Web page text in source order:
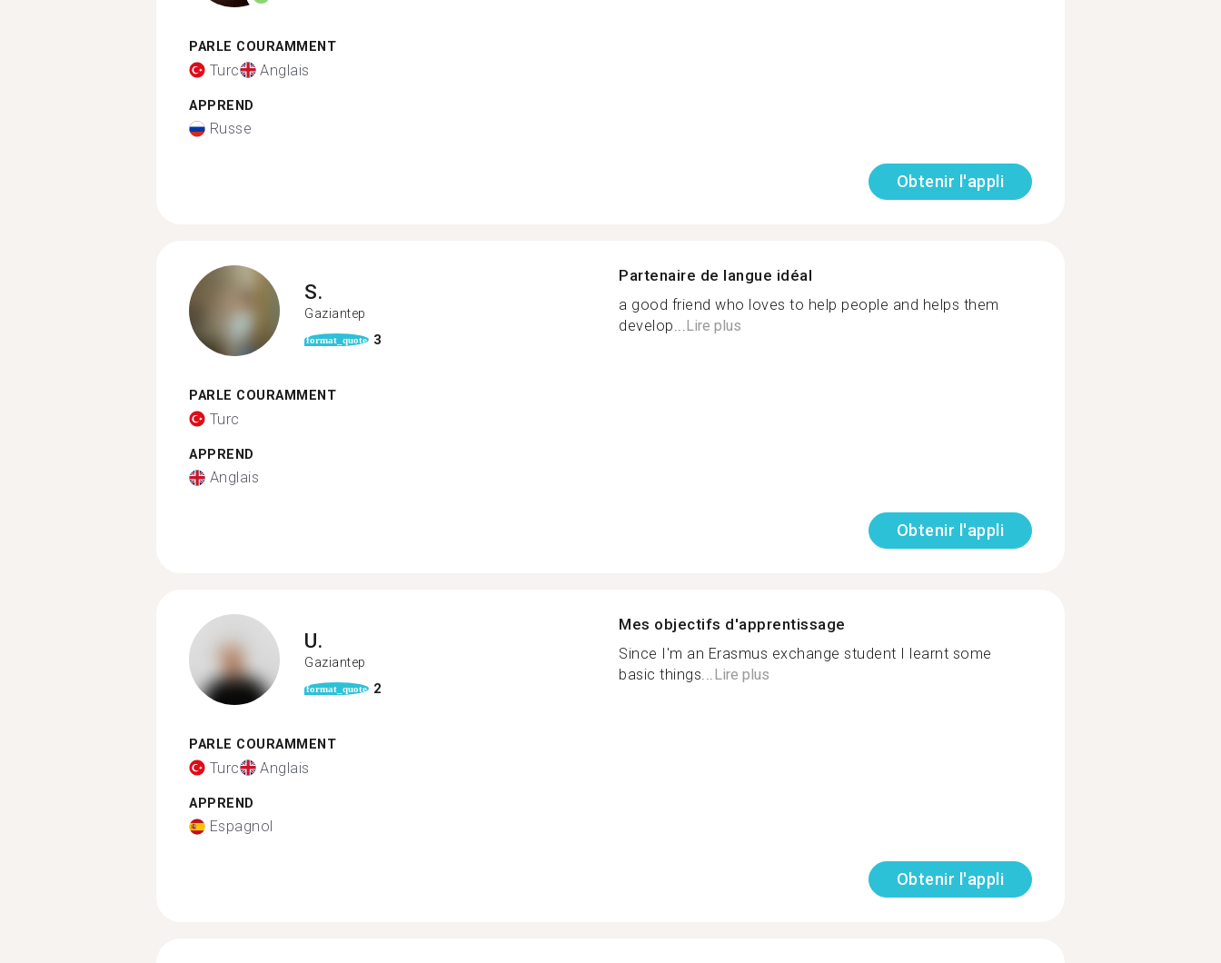
PARLE COURAMMENT
Turc Anglais
APPREND
Russe
Obtenir l'appli
S.
Gaziantep
format_quote 3
PARLE COURAMMENT
Turc
APPREND
Anglais
Partenaire de langue idéal
a good friend who loves to help people and helps them
develop...Lire plus
Obtenir l'appli
U.
Gaziantep
format_quote 2
PARLE COURAMMENT
Turc Anglais
APPREND
Espagnol
Mes objectifs d'apprentissage
Since I'm an Erasmus exchange student I learnt some
basic things...Lire plus
Obtenir l'appli